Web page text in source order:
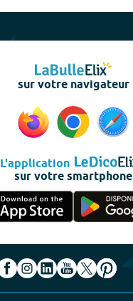
sur votre navigateur
L'application
sur votre smartphone